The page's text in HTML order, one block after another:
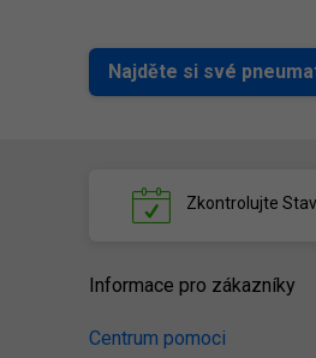
Najděte si své
Zkontrolujte
Informace pro zákazníky
Centrum pomoci